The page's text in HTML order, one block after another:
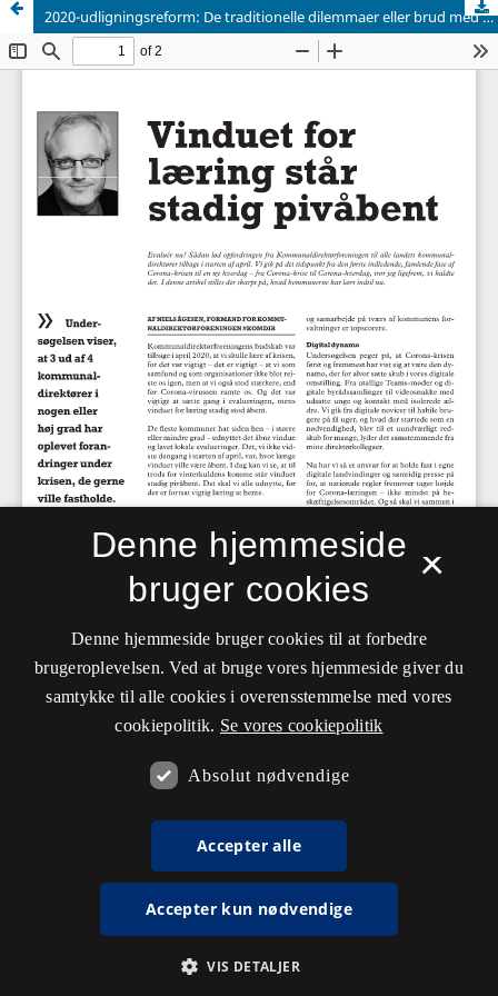
2020-udligningsreform: De traditionelle dilemmaer eller brud med traditionen?
×
Denne hjemmeside
bruger cookies
Denne hjemmeside bruger cookies til at forbedre
brugeroplevelsen. Ved at bruge vores hjemmeside giver du
samtykke til alle cookies i overensstemmelse med vores
cookiepolitik. Se vores cookiepolitik
Absolut nødvendige
Accepter alle
Accepter kun nødvendige
VIS DETALJER